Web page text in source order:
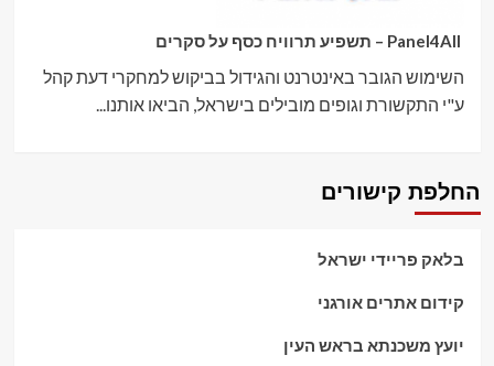
השימוש הגובר באינטרנט והגידול בביקוש למחקרי דעת קהל
ע"י התקשורת וגופים מובילים בישראל, הביאו אותנו...
החלפת קישורים
בלאק פריידי ישראל
קידום אתרים אורגני
יועץ משכנתא בראש העין